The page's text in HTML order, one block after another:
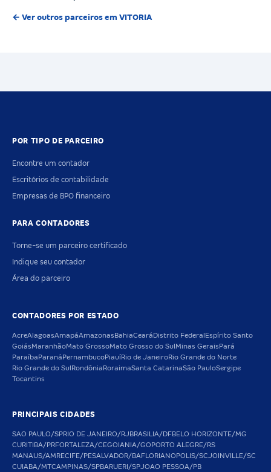
← Ver outros parceiros em VITORIA
POR TIPO DE PARCEIRO
Encontre um contador
Escritórios de contabilidade
Empresas de BPO financeiro
PARA CONTADORES
Torne-se um parceiro certificado
Indique seu contador
Área do parceiro
CONTADORES POR ESTADO
AcreAlagoasAmapáAmazonas BahiaCeará Distrito Federal Espírito Santo
GoiásMaranhãoMato GrossoMato Grosso do Sul Minas Gerais Pará
Paraíba Paraná PernambucoPiauíRio de JaneiroRio Grande do Norte
Rio Grande do Sul Rondônia RoraimaSanta CatarinaSão PauloSergipe
Tocantins
PRINCIPAIS CIDADES
SAO PAULO/SPRIO DE JANEIRO/RJBRASILIA/DFBELO HORIZONTE/MG
CURITIBA/PRFORTALEZA/CEGOIANIA/GOPORTO ALEGRE/RS
MANAUS/AMRECIFE/PESALVADOR/BAFLORIANOPOLIS/SCJOINVILLE/SC
CUIABA/MTCAMPINAS/SPBARUERI/SPJOAO PESSOA/PB